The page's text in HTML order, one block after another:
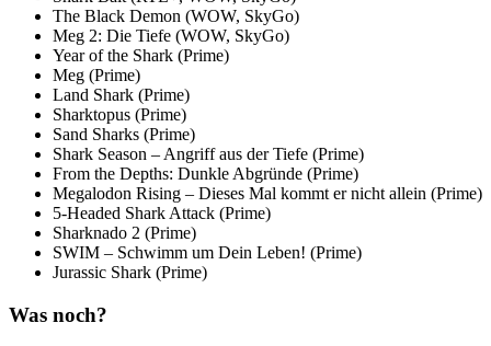
The Black Demon (WOW, SkyGo)
Meg 2: Die Tiefe (WOW, SkyGo)
Year of the Shark (Prime)
Meg (Prime)
Land Shark (Prime)
Sharktopus (Prime)
Sand Sharks (Prime)
Shark Season – Angriff aus der Tiefe (Prime)
From the Depths: Dunkle Abgründe (Prime)
Megalodon Rising – Dieses Mal kommt er nicht allein (Prime)
5-Headed Shark Attack (Prime)
Sharknado 2 (Prime)
SWIM – Schwimm um Dein Leben! (Prime)
Jurassic Shark (Prime)
Was noch?